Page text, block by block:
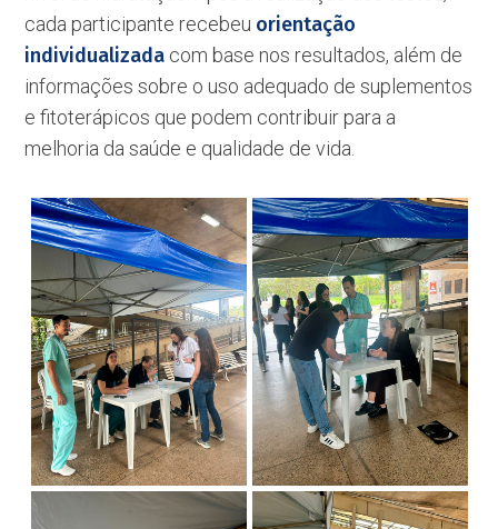
cada participante recebeu orientação
individualizada com base nos resultados, além de
informações sobre o uso adequado de suplementos
e fitoterápicos que podem contribuir para a
melhoria da saúde e qualidade de vida.